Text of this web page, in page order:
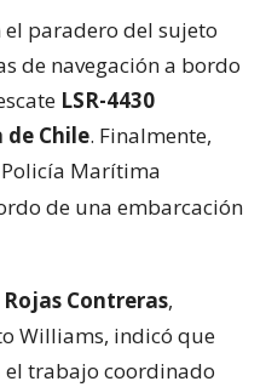
paradero del sujeto
de navegación a bordo
LSR-4430
de Chile. Finalmente,
Marítima
de una embarcación
Rojas Contreras,
Williams, indicó que
el trabajo coordinado